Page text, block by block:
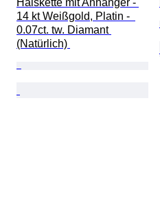
Halskette mit Anhänger -
14 kt Weißgold, Platin -
0.07ct. tw. Diamant
(Natürlich)